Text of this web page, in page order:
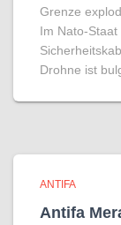
Grenze
Im Nato-
Drohne ist
ANTIFA
Antifa